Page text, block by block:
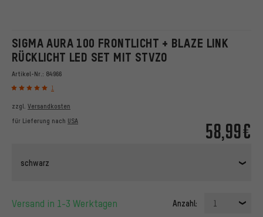
SIGMA AURA 100 FRONTLICHT + BLAZE LINK
RÜCKLICHT LED SET MIT STVZO
Artikel-Nr.: 84966
1
58,99€
zzgl. Versandkosten
für Lieferung nach USA
schwarz
Versand in 1-3 Werktagen Anzahl: 1